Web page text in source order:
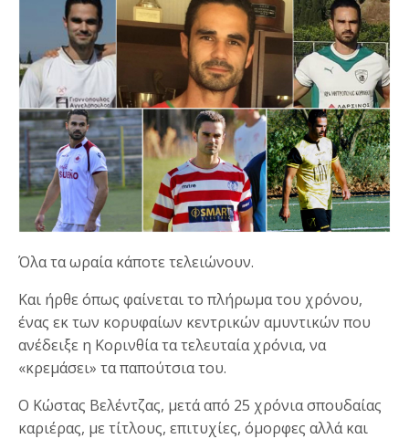
Όλα τα ωραία κάποτε τελειώνουν.
Και ήρθε όπως φαίνεται το πλήρωμα του χρόνου,
ένας εκ των κορυφαίων κεντρικών αμυντικών που
ανέδειξε η Κορινθία τα τελευταία χρόνια, να
«κρεμάσει» τα παπούτσια του.
Ο Κώστας Βελέντζας, μετά από 25 χρόνια σπουδαίας
καριέρας, με τίτλους, επιτυχίες, όμορφες αλλά και